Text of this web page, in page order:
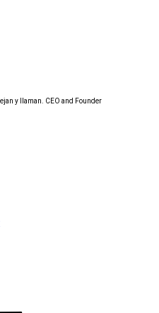
y llaman. CEO and Founder